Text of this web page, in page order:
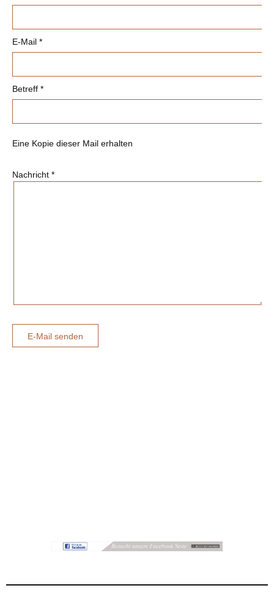
E-Mail *
Betreff *
Eine Kopie dieser Mail erhalten
Nachricht *
E-Mail senden